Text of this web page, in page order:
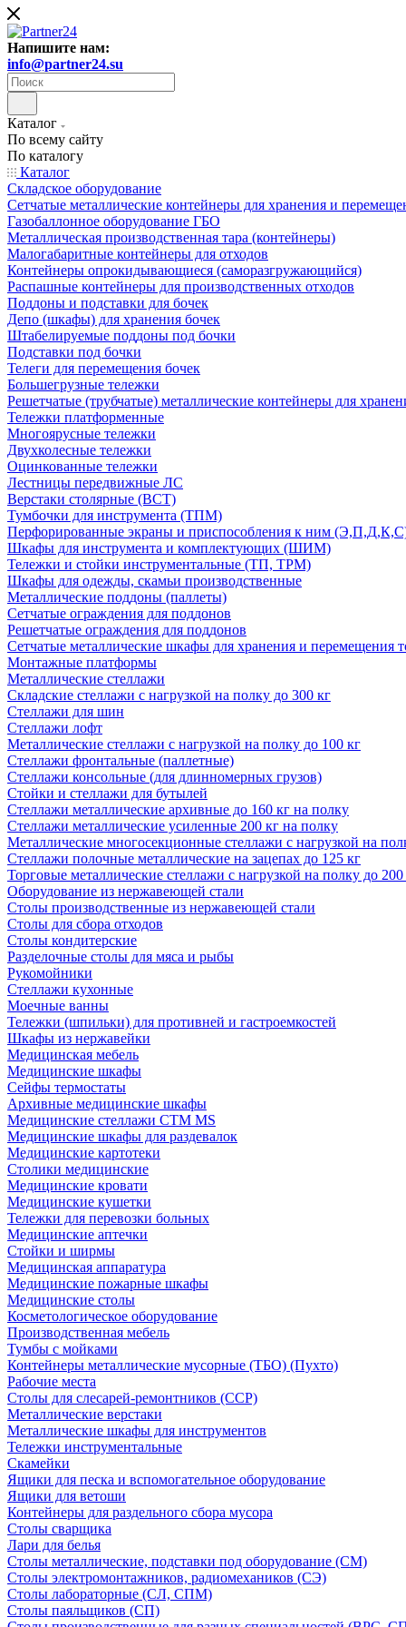
Напишите нам:
info@partner24.su
Каталог
По всему сайту
По каталогу
Каталог
Складское оборудование
Сетчатые металлические контейнеры для хранения и
Газобаллонное оборудование ГБО
Металлическая производственная тара (контейнеры)
Малогабаритные контейнеры для отходов
Контейнеры опрокидывающиеся (саморазгружающийся)
Распашные контейнеры для производственных отходов
Поддоны и подставки для бочек
Депо (шкафы) для хранения бочек
Штабелируемые поддоны под бочки
Подставки под бочки
Телеги для перемещения бочек
Большегрузные тележки
Решетчатые (трубчатые) металлические контейнеры для
Тележки платформенные
Многоярусные тележки
Двухколесные тележки
Оцинкованные тележки
Лестницы передвижные ЛС
Верстаки столярные (ВСТ)
Тумбочки для инструмента (ТПМ)
Перфорированные экраны и приспособления к ним
Шкафы для инструмента и комплектующих (ШИМ)
Тележки и стойки инструментальные (ТП, ТРМ)
Шкафы для одежды, скамьи производственные
Металлические поддоны (паллеты)
Сетчатые ограждения для поддонов
Решетчатые ограждения для поддонов
Сетчатые металлические шкафы для хранения и перемещения
Монтажные платформы
Металлические стеллажи
Складские стеллажи с нагрузкой на полку до 300 кг
Стеллажи для шин
Стеллажи лофт
Металлические стеллажи с нагрузкой на полку до 100 кг
Стеллажи фронтальные (паллетные)
Стеллажи консольные (для длинномерных грузов)
Стойки и стеллажи для бутылей
Стеллажи металлические архивные до 160 кг на полку
Стеллажи металлические усиленные 200 кг на полку
Металлические многосекционные стеллажи с нагрузкой на
Стеллажи полочные металлические на зацепах до 125 кг
Торговые металлические стеллажи с нагрузкой на полку до 200
Оборудование из нержавеющей стали
Столы производственные из нержавеющей стали
Столы для сбора отходов
Столы кондитерские
Разделочные столы для мяса и рыбы
Рукомойники
Стеллажи кухонные
Моечные ванны
Тележки (шпильки) для противней и гастроемкостей
Шкафы из нержавейки
Медицинская мебель
Медицинские шкафы
Сейфы термостаты
Архивные медицинские шкафы
Медицинские стеллажи CTM MS
Медицинские шкафы для раздевалок
Медицинские картотеки
Столики медицинские
Медицинские кровати
Медицинские кушетки
Тележки для перевозки больных
Медицинские аптечки
Стойки и ширмы
Медицинская аппаратура
Медицинские пожарные шкафы
Медицинские столы
Косметологическое оборудование
Производственная мебель
Тумбы с мойками
Контейнеры металлические мусорные (ТБО) (Пухто)
Рабочие места
Столы для слесарей-ремонтников (ССР)
Металлические верстаки
Металлические шкафы для инструментов
Тележки инструментальные
Скамейки
Ящики для песка и вспомогательное оборудование
Ящики для ветоши
Контейнеры для раздельного сбора мусора
Столы сварщика
Лари для белья
Столы металлические, подставки под оборудование (СМ)
Столы электромонтажников, радиомехаников (СЭ)
Столы лабораторные (СЛ, СПМ)
Столы паяльщиков (СП)